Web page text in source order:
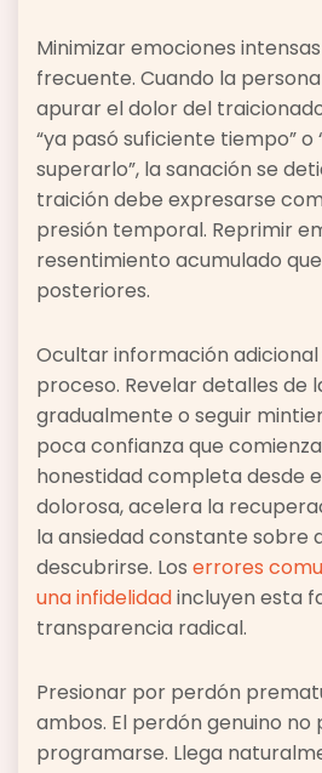
Minimizar emociones
frecuente. Cuando la
apurar el dolor del
“ya pasó suficiente tiempo” o
superarlo”, la sanación se
traición debe expresarse
presión temporal. Reprimir
resentimiento acumulado
posteriores.
Ocultar información
proceso. Revelar detalles de
gradualmente o seguir
poca confianza que
honestidad completa desde
dolorosa, acelera la
la ansiedad constante sobre
descubrirse. Los errores
una infidelidadincluyen esta
transparencia radical.
Presionar por perdón
ambos. El perdón genuino no
programarse. Llega